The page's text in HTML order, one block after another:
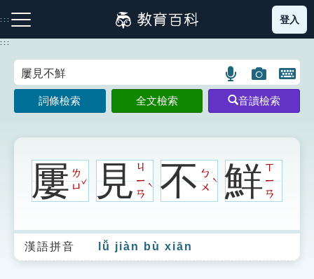
到
主
:::
注音索引圖示 筆畫索引圖示 部首索引表圖示
生字詞彙表
登入
:::
語
言
搜
示
圖
片
搜
示
開
鍵
圖
詞條檢索 全文檢索 音讀檢索
屢ㄌ
ㄩ
ˇ見ㄐ
ㄧ
ㄢ
ˋ 不ㄅ
ㄨ
ˋ 鮮ㄒ
ㄧ
ㄢ
漢語拼音 lǚ jiàn bù xiān